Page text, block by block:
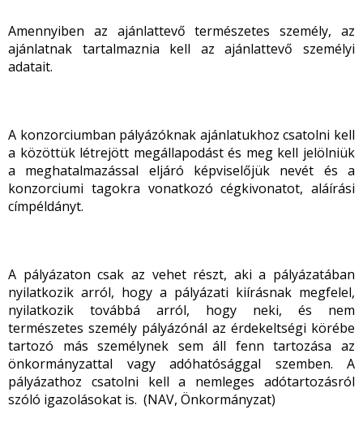
Amennyiben az ajánlattevő természetes személy, az
ajánlatnak tartalmaznia kell az ajánlattevő személyi
adatait.
A konzorciumban pályázóknak ajánlatukhoz csatolni kell
a közöttük létrejött megállapodást és meg kell jelölniük
a meghatalmazással eljáró képviselőjük nevét és a
konzorciumi tagokra vonatkozó cégkivonatot, aláírási
címpéldányt.
A pályázaton csak az vehet részt, aki a pályázatában
nyilatkozik arról, hogy a pályázati kiírásnak megfelel,
nyilatkozik továbbá arról, hogy neki, és nem
természetes személy pályázónál az érdekeltségi körébe
tartozó más személynek sem áll fenn tartozása az
önkormányzattal vagy adóhatósággal szemben. A
pályázathoz csatolni kell a nemleges adótartozásról
szóló igazolásokat is. (NAV, Önkormányzat)